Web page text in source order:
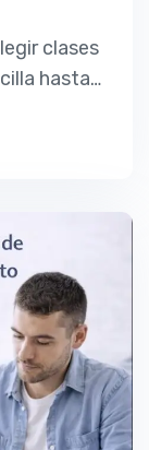
clases
hasta
“el